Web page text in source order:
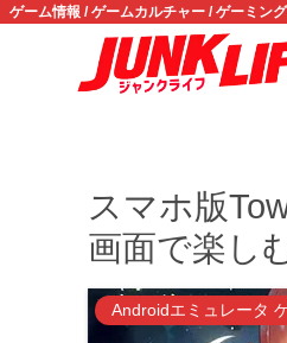
ゲーム情報 / ゲームカルチャー / ゲーミン
スマホ版
画面で楽し
Androidエミュレータ